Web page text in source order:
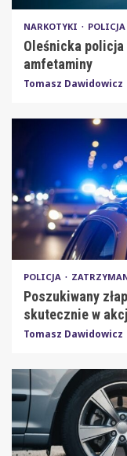
NARKOTYKI POLICJA
Oleśnicka policja
amfetaminy
Tomasz Dawidowicz
POLICJA
Poszukiwany
skutecznie w
Tomasz Dawidowicz